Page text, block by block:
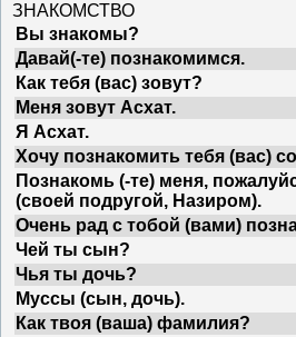
ЗНАКОМСТВО
Вы знакомы?
Давай(-те) познакомимся.
Как тебя (вас) зовут?
Меня зовут Асхат.
Я Асхат.
Хочу познакомить тебя (вас)
Познакомь (-те) меня,
(своей подругой, Назиром).
Очень рад с тобой (вами)
Чей ты сын?
Чья ты дочь?
Муссы (сын, дочь).
Как твоя (ваша) фамилия?